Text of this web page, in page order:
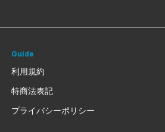
Guide
利用規約
特商法表記
プライバシーポリシー